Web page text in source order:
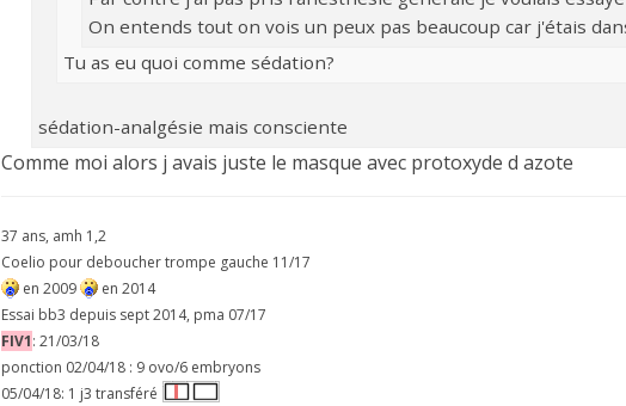
On entends tout on vois un peux pas beaucoup car j'étais
Tu as eu quoi comme sédation?
sédation-analgésie mais consciente
Comme moi alors j avais juste le masque avec protoxyde d azote
37 ans, amh 1,2
Coelio pour deboucher trompe gauche 11/17
en 2009
en 2014
Essai bb3 depuis sept 2014, pma 07/17
FIV1: 21/03/18
ponction 02/04/18 : 9 ovo/6 embryons
05/04/18: 1 j3 transféré